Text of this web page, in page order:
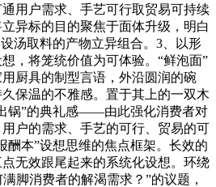
用户需求、手艺可行取贸易可持续
异标的目的聚焦于面体升级，明白
汤取料的产物立异组合。3、以形
，将笼统价值为可体验。“鲜泡面”
厨具的制型言语，外沿圆润的碗
保温的不雅感。置于其上的一双木
锅”的典礼感——由此强化消费者对
户的需求、手艺的可行、贸易的可
酬本”设想思维的焦点框架。长效的
无效跟尾起来的系统化设想。环绕
脚消费者的解渴需求？”的议题，